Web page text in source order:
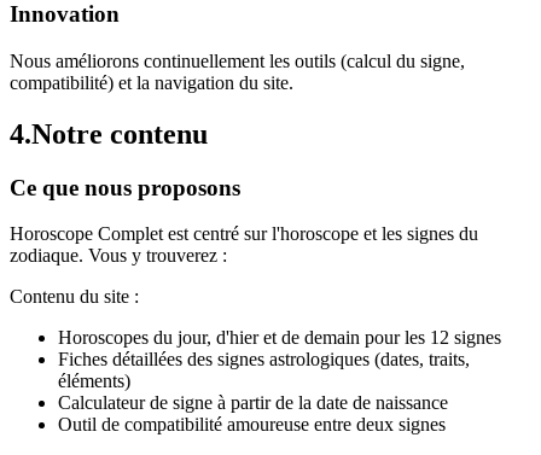
Innovation
Nous améliorons continuellement les outils (calcul du signe,
compatibilité) et la navigation du site.
4.Notre contenu
Ce que nous proposons
Horoscope Complet est centré sur l'horoscope et les signes du
zodiaque. Vous y trouverez :
Contenu du site :
Horoscopes du jour, d'hier et de demain pour les 12 signes
Fiches détaillées des signes astrologiques (dates, traits,
éléments)
Calculateur de signe à partir de la date de naissance
Outil de compatibilité amoureuse entre deux signes